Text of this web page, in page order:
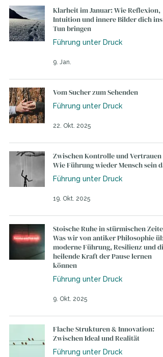
Klarheit im Januar: Wie Reflexion,
Intuition und innere Bilder dich ins
Tun bringen
Führung unter Druck
9. Jan.
Vom Sucher zum Sehenden
Führung unter Druck
22. Okt. 2025
Zwischen Kontrolle und Vertrauen –
Wie Führung wieder Mensch sein
Führung unter Druck
19. Okt. 2025
Stoische Ruhe in stürmischen
Was wir von antiker Philosophie
moderne Führung, Resilienz und die
heilende Kraft der Pause lernen
können
Führung unter Druck
9. Okt. 2025
Flache Strukturen & Innovation:
Zwischen Ideal und Realität
Führung unter Druck